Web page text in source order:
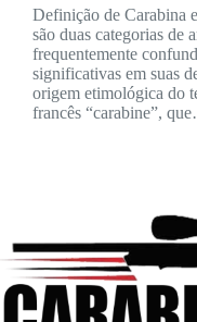
Definição de Carabina
são duas categorias de
frequentemente
significativas em suas
origem etimológica do
francês “carabine”,